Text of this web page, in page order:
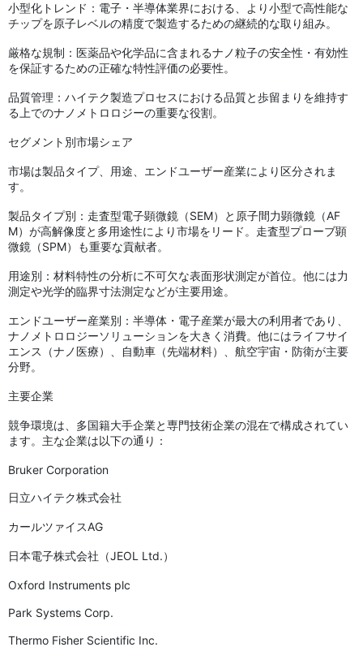
小型化トレンド：電子・半導体業界における、より小型で高性能な
チップを原子レベルの精度で製造するための継続的な取り組み。
厳格な規制：医薬品や化学品に含まれるナノ粒子の安全性・有効性
を保証するための正確な特性評価の必要性。
品質管理：ハイテク製造プロセスにおける品質と歩留まりを維持す
る上でのナノメトロロジーの重要な役割。
セグメント別市場シェア
市場は製品タイプ、用途、エンドユーザー産業により区分されま
す。
製品タイプ別：走査型電子顕微鏡（SEM）と原子間力顕微鏡（AF
M）が高解像度と多用途性により市場をリード。走査型プローブ顕
微鏡（SPM）も重要な貢献者。
用途別：材料特性の分析に不可欠な表面形状測定が首位。他には力
測定や光学的臨界寸法測定などが主要用途。
エンドユーザー産業別：半導体・電子産業が最大の利用者であり、
ナノメトロロジーソリューションを大きく消費。他にはライフサイ
エンス（ナノ医療）、自動車（先端材料）、航空宇宙・防衛が主要
分野。
主要企業
競争環境は、多国籍大手企業と専門技術企業の混在で構成されてい
ます。主な企業は以下の通り：
Bruker Corporation
日立ハイテク株式会社
カールツァイスAG
日本電子株式会社（JEOL Ltd.）
Oxford Instruments plc
Park Systems Corp.
Thermo Fisher Scientific Inc.